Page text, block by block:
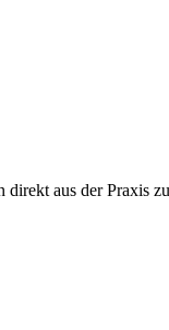
aus der Praxis